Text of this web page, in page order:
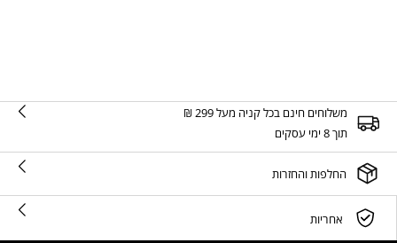
משלוחים חינם בכל קניה מעל 299 ₪
תוך 8 ימי עסקים
החלפות והחזרות
אחריות